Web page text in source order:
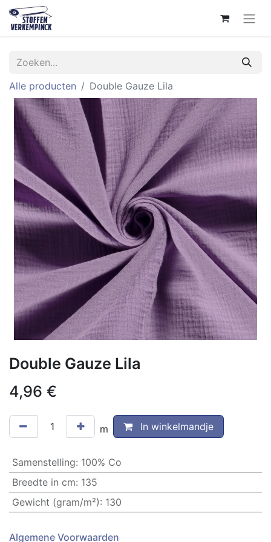
Alle producten Double Gauze Lila
Double Gauze Lila
4,96 €
m In winkelmandje
Samenstelling: 100% Co
Breedte in cm: 135
Gewicht (gram/m²): 130
Algemene Voorwaarden